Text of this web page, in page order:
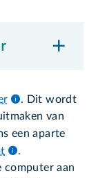
. Dit wordt
van
een aparte
.
computer aan